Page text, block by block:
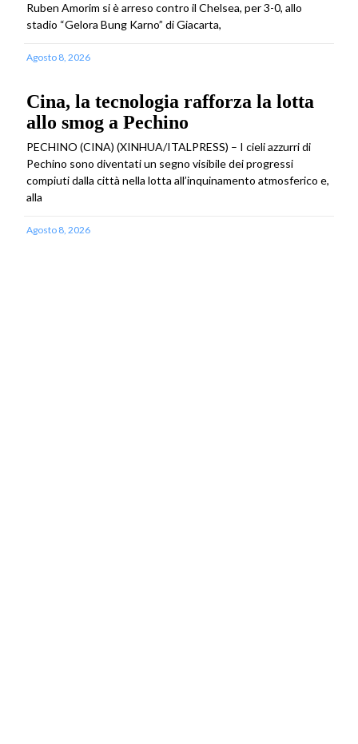
Ruben Amorim si è arreso contro il Chelsea, per 3-0, allo
stadio “Gelora Bung Karno” di Giacarta,
Agosto 8, 2026
Cina, la tecnologia rafforza la lotta
allo smog a Pechino
PECHINO (CINA) (XINHUA/ITALPRESS) – I cieli azzurri di
Pechino sono diventati un segno visibile dei progressi
compiuti dalla città nella lotta all’inquinamento atmosferico e,
alla
Agosto 8, 2026